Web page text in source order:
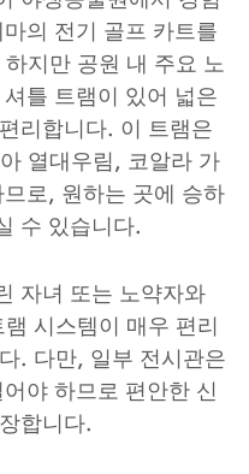
의 전기 골프 카트를
지만 공원 내 주요 노
틀 트램이 있어 넓은
리합니다. 이 트램은
열대우림, 코알라 가
로, 원하는 곳에 승하
수 있습니다.
자녀 또는 노약자와
시스템이 매우 편리
. 다만, 일부 전시관은
야 하므로 편안한 신
합니다.